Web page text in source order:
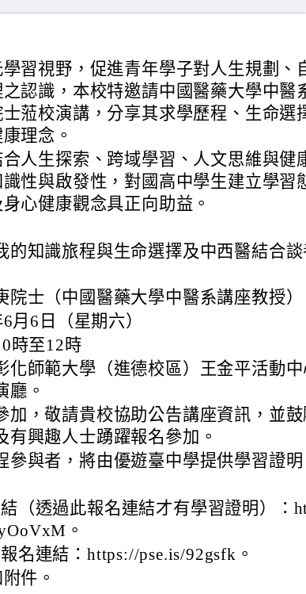
習視野，促進青年學子對人生規劃、
認識，本校特邀請中國醫藥大學中醫
蒞校演講，分享其求學歷程、生命選
理念。
人生探索、跨域學習、人文思維與健
性與啟發性，對國高中學生建立學習
心健康觀念具正向助益。
的知識旅程與生命選擇及中西醫結合談
院士（中國醫藥大學中醫系講座教授）
月6日（星期六）
時至12時
化師範大學（進德校區）王金平活動中
廳。
加，敬請貴校協助公告講座資訊，並鼓
有興趣人士踴躍報名參加。
參與者，將由優遊臺中學提供學習證明
（透過此報名連結才有學習證明）：
。
名連結：https://pse.is/92gsfk。
件。